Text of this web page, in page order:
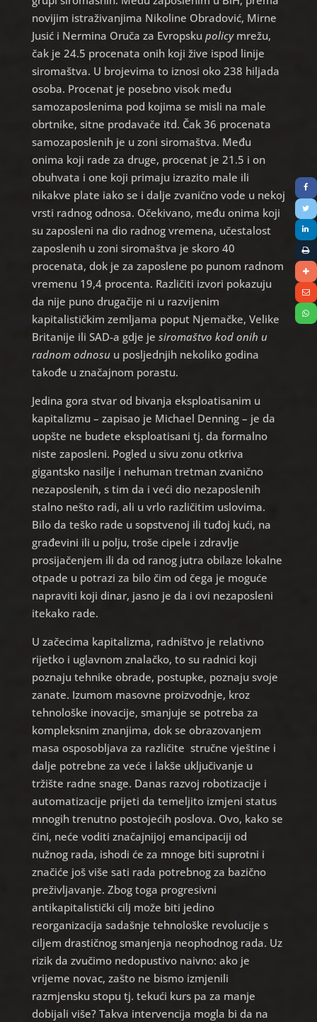
novijim istraživanjima Nikoline Obradović, Mirne
Jusić i Nermina Oruča za Evropsku policy mrežu,
čak je 24.5 procenata onih koji žive ispod linije
siromaštva. U brojevima to iznosi oko 238 hiljada
osoba. Procenat je posebno visok među
samozaposlenima pod kojima se misli na male
obrtnike, sitne prodavače itd. Čak 36 procenata
samozaposlenih je u zoni siromaštva. Među
onima koji rade za druge, procenat je 21.5 i on
obuhvata i one koji primaju izrazito male ili
nikakve plate iako se i dalje zvanično vode u nekoj
vrsti radnog odnosa. Očekivano, među onima koji
su zaposleni na dio radnog vremena, učestalost
zaposlenih u zoni siromaštva je skoro 40
procenata, dok je za zaposlene po punom radnom
vremenu 19,4 procenta. Različiti izvori pokazuju
da nije puno drugačije ni u razvijenim
kapitalističkim zemljama poput Njemačke, Velike
Britanije ili SAD-a gdje je siromaštvo kod onih u
radnom odnosuu posljednjih nekoliko godina
takođe u značajnom porastu.
Jedina gora stvar od bivanja eksploatisanim u
kapitalizmu – zapisao je Michael Denning – je da
uopšte ne budete eksploatisani tj. da formalno
niste zaposleni. Pogled u sivu zonu otkriva
gigantsko nasilje i nehuman tretman zvanično
nezaposlenih, s tim da i veći dio nezaposlenih
stalno nešto radi, ali u vrlo različitim uslovima.
Bilo da teško rade u sopstvenoj ili tuđoj kući, na
građevini ili u polju, troše cipele i zdravlje
prosijačenjem ili da od ranog jutra obilaze lokalne
otpade u potrazi za bilo čim od čega je moguće
napraviti koji dinar, jasno je da i ovi nezaposleni
itekako rade.
U začecima kapitalizma, radništvo je relativno
rijetko i uglavnom znalačko, to su radnici koji
poznaju tehnike obrade, postupke, poznaju svoje
zanate. Izumom masovne proizvodnje, kroz
tehnološke inovacije, smanjuje se potreba za
kompleksnim znanjima, dok se obrazovanjem
masa osposobljava za različite stručne vještine i
dalje potrebne za veće i lakše uključivanje u
tržište radne snage. Danas razvoj robotizacije i
automatizacije prijeti da temeljito izmjeni status
mnogih trenutno postojećih poslova. Ovo, kako se
čini, neće voditi značajnijoj emancipaciji od
nužnog rada, ishodi će za mnoge biti suprotni i
značiće još više sati rada potrebnog za bazično
preživljavanje. Zbog toga progresivni
antikapitalistički cilj može biti jedino
reorganizacija sadašnje tehnološke revolucije s
ciljem drastičnog smanjenja neophodnog rada. Uz
rizik da zvučimo nedopustivo naivno: ako je
vrijeme novac, zašto ne bismo izmjenili
razmjensku stopu tj. tekući kurs pa za manje
dobijali više? Takva intervencija mogla bi da na